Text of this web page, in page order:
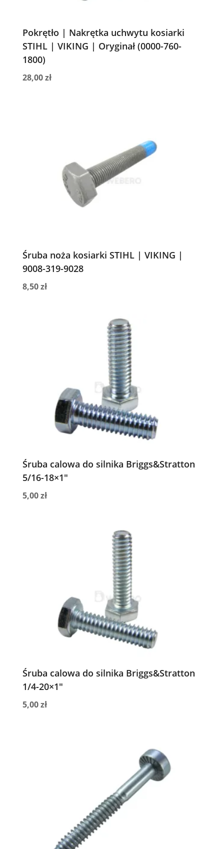
Pokrętło | Nakrętka uchwytu kosiarki
STIHL | VIKING | Oryginał (0000-760-
1800)
28,00zł
Śruba noża kosiarki STIHL | VIKING |
9008-319-9028
8,50zł
Śruba calowa do silnika Briggs&Stratton
5/16-18×1″
5,00zł
Śruba calowa do silnika Briggs&Stratton
1/4-20×1″
5,00zł